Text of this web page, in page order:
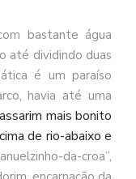
bastante água
até dividindo duas
é um paraíso
havia até uma
mais bonito
de rio-abaixo e
da-croa”,